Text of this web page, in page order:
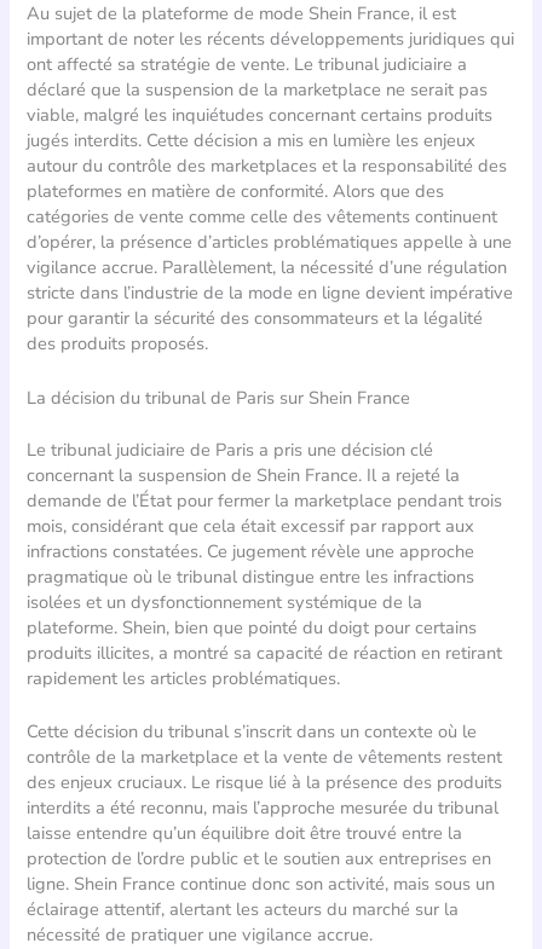
Au sujet de la plateforme de mode Shein France, il est
important de noter les récents développements juridiques qui
ont affecté sa stratégie de vente. Le tribunal judiciaire a
déclaré que la suspension de la marketplace ne serait pas
viable, malgré les inquiétudes concernant certains produits
jugés interdits. Cette décision a mis en lumière les enjeux
autour du contrôle des marketplaces et la responsabilité des
plateformes en matière de conformité. Alors que des
catégories de vente comme celle des vêtements continuent
d’opérer, la présence d’articles problématiques appelle à une
vigilance accrue. Parallèlement, la nécessité d’une régulation
stricte dans l’industrie de la mode en ligne devient impérative
pour garantir la sécurité des consommateurs et la légalité
des produits proposés.
La décision du tribunal de Paris sur Shein France
Le tribunal judiciaire de Paris a pris une décision clé
concernant la suspension de Shein France. Il a rejeté la
demande de l’État pour fermer la marketplace pendant trois
mois, considérant que cela était excessif par rapport aux
infractions constatées. Ce jugement révèle une approche
pragmatique où le tribunal distingue entre les infractions
isolées et un dysfonctionnement systémique de la
plateforme. Shein, bien que pointé du doigt pour certains
produits illicites, a montré sa capacité de réaction en retirant
rapidement les articles problématiques.
Cette décision du tribunal s’inscrit dans un contexte où le
contrôle de la marketplace et la vente de vêtements restent
des enjeux cruciaux. Le risque lié à la présence des produits
interdits a été reconnu, mais l’approche mesurée du tribunal
laisse entendre qu’un équilibre doit être trouvé entre la
protection de l’ordre public et le soutien aux entreprises en
ligne. Shein France continue donc son activité, mais sous un
éclairage attentif, alertant les acteurs du marché sur la
nécessité de pratiquer une vigilance accrue.